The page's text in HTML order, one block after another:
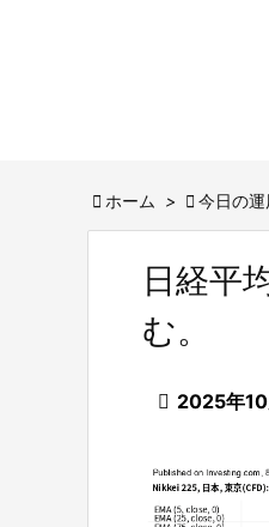
 ホーム >  今日の
日経平
む。
 2025年